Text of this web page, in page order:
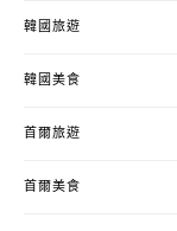
韓國旅遊
韓國美食
首爾旅遊
首爾美食